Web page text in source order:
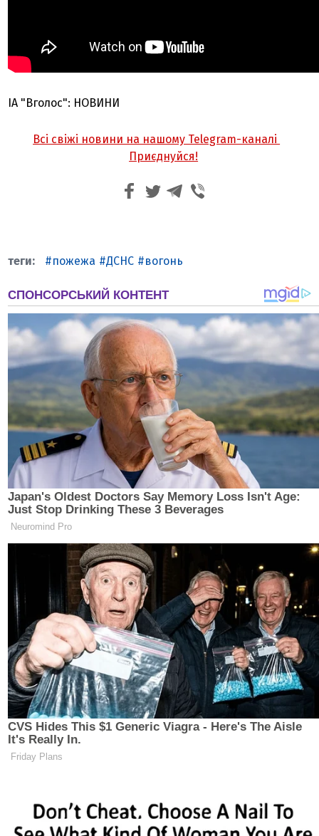
ІА "Вголос": НОВИНИ
Всі свіжі новини на нашому Telegram-каналі
Приєднуйся!
пожежа ДСНС вогонь